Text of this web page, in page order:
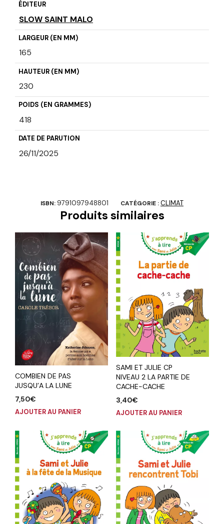
ÉDITEUR
SLOW SAINT MALO
LARGEUR (EN MM)
165
HAUTEUR (EN MM)
230
POIDS (EN GRAMMES)
418
DATE DE PARUTION
26/11/2025
ISBN: 9791097948801 CATÉGORIE :CLIMAT
Produits similaires
COMBIEN DE PAS
JUSQU’A LA LUNE
7,50€
AJOUTER AU PANIER
SAMI ET JULIE CP
NIVEAU 2 LA PARTIE DE
CACHE-CACHE
3,40€
AJOUTER AU PANIER